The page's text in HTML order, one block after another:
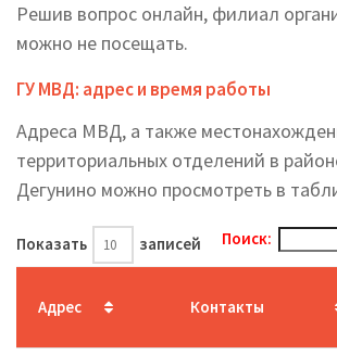
Решив вопрос онлайн, филиал
можно не посещать.
ГУ МВД: адрес и время работы
Адреса МВД, а также
территориальных отделений в
Дегунино можно просмотреть в
Показать записей Поиск:
Адрес Контакты